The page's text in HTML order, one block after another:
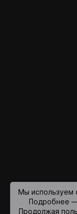
Мы используем
Подробнее —
Продолжая